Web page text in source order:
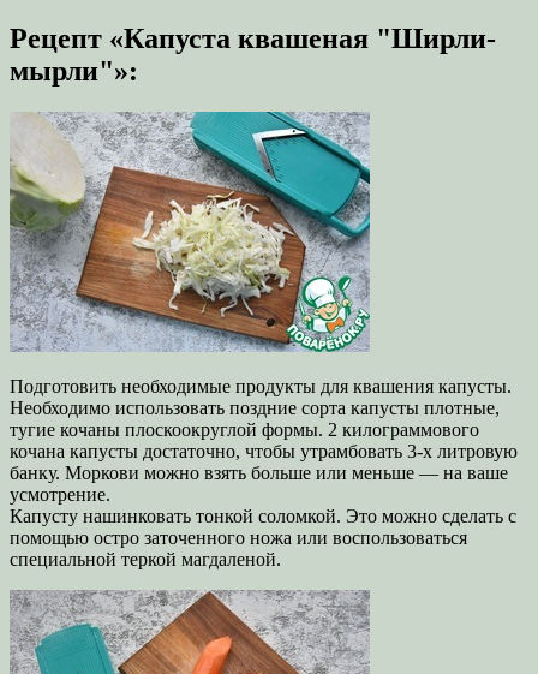
Рецепт «Капуста квашеная "Ширли-
мырли"»:
Подготовить необходимые продукты для квашения капусты.
Необходимо использовать поздние сорта капусты плотные,
тугие кочаны плоскоокруглой формы. 2 килограммового
кочана капусты достаточно, чтобы утрамбовать 3-х литровую
банку. Моркови можно взять больше или меньше — на ваше
усмотрение.
Капусту нашинковать тонкой соломкой. Это можно сделать с
помощью остро заточенного ножа или воспользоваться
специальной теркой магдаленой.